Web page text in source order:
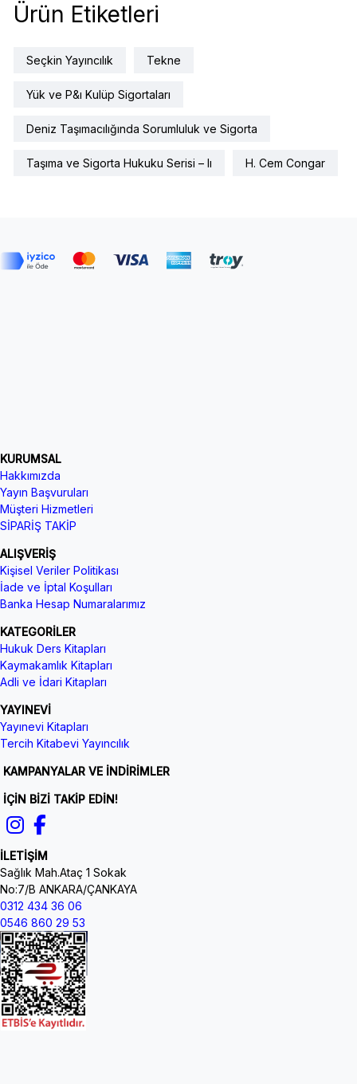
Ürün Etiketleri
Seçkin Yayıncılık Tekne
Yük ve P&ı Kulüp Sigortaları
Deniz Taşımacılığında Sorumluluk ve Sigorta
Taşıma ve Sigorta Hukuku Serisi – Iı H. Cem Congar
KURUMSAL
Hakkımızda
Yayın Başvuruları
Müşteri Hizmetleri
SİPARİŞ TAKİP
ALIŞVERİŞ
Kişisel Veriler Politikası
İade ve İptal Koşulları
Banka Hesap Numaralarımız
KATEGORİLER
Hukuk Ders Kitapları
Kaymakamlık Kitapları
Adli ve İdari Kitapları
YAYINEVİ
Yayınevi Kitapları
Tercih Kitabevi Yayıncılık
KAMPANYALAR VE İNDİRİMLER
İÇİN BİZİ TAKİP EDİN!
İLETİŞİM
Sağlık Mah.Ataç 1 Sokak
No:7/B ANKARA/ÇANKAYA
0312 434 36 06
0546 860 29 53